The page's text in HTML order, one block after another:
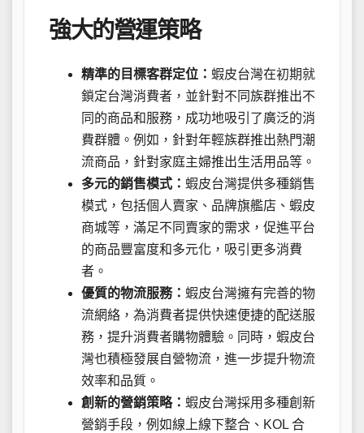
強大的營運策略
精準的目標客群定位： 蝦皮台灣在初期就
鎖定台灣消費者，並針對不同族群推出不
同的商品和服務，成功地吸引了廣泛的消
費群體。例如，針對年輕族群推出熱門潮
流商品，針對家庭主婦推出生活用品等。
多元的銷售模式： 蝦皮台灣提供多種銷售
模式，包括個人賣家、品牌旗艦店、蝦皮
商城等，滿足不同賣家的需求，促進平台
的商品豐富度和多元化，吸引更多消費
者。
優質的物流服務： 蝦皮台灣擁有完善的物
流網絡，為消費者提供快速便捷的配送服
務，提升消費者購物體驗。同時，蝦皮台
灣也積極發展自營物流，進一步提升物流
效率和品質。
創新的營銷策略： 蝦皮台灣採用多種創新
營銷手段，例如線上線下整合、KOL 合